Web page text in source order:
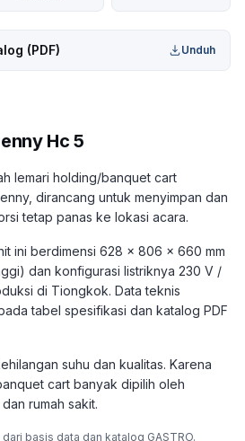
(PDF) Unduh
Hc 5
lemari holding/banquet cart
dirancang untuk menyimpan dan
tetap panas ke lokasi acara.
ini berdimensi 628 × 806 × 660 mm
dan konfigurasi listriknya 230 V /
di Tiongkok. Data teknis
tabel spesifikasi dan katalog PDF
suhu dan kualitas. Karena
cart banyak dipilih oleh
rumah sakit.
basis data dan katalog GASTRO.